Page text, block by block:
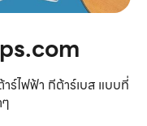
ร์ไฟฟ้า กีต้าร์เบส แบบที่